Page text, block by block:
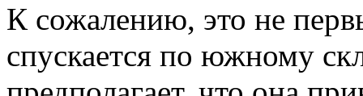
К сожалению, это не
спускается по южному